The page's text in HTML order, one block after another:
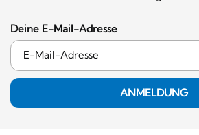
Deine E-Mail-Adresse
ANMELDUNG